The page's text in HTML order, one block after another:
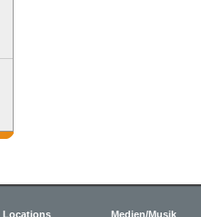
Locations Medien/Musik